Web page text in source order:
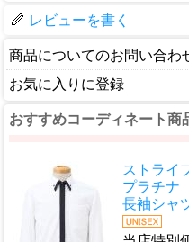
レビューを書く
商品についてのお問い合わ
お気に入りに登録
おすすめコーディネート商
ストライ
プラチナ
長袖シャ